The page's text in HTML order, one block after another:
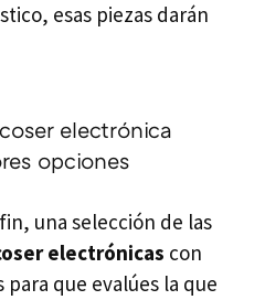
esas piezas darán
electrónica
opciones
una selección de las
electrónicas con
que evalúes la que